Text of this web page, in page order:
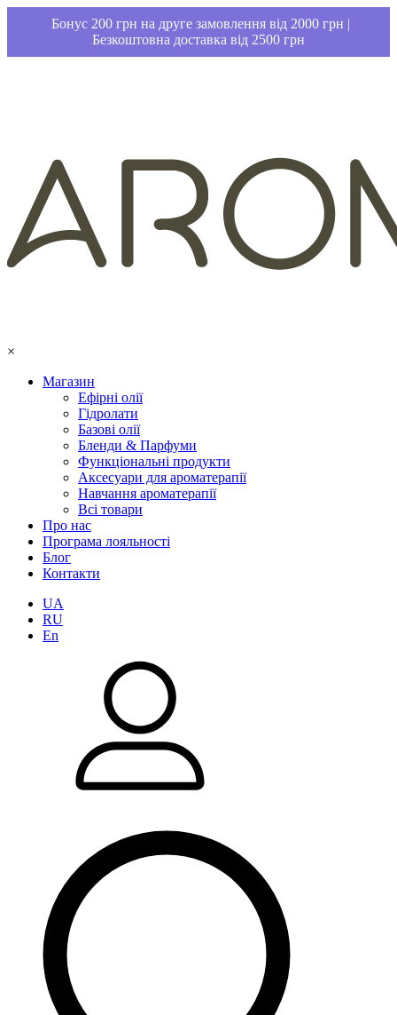
Бонус 200 грн на друге замовлення від 2000 грн |
Безкоштовна доставка від 2500 грн
×
Магазин
Ефірні олії
Гідролати
Базові олії
Бленди & Парфуми
Функціональні продукти
Аксесуари для ароматерапії
Навчання ароматерапії
Всі товари
Про нас
Програма лояльності
Блог
Контакти
UA
RU
En